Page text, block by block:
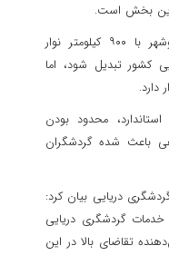
این بخش است.
مهدیس محمدی اظهار داشت: استان بوشهر با ۹۰۰ کیلومتر نوار
کشور تبدیل شود، اما
دارد.
محدود بودن
باعث شده گردشگران
دریایی بیان کرد:
۳۰۰ هزار نفر از خدمات گردشگری دریایی
تقاضای بالا در این